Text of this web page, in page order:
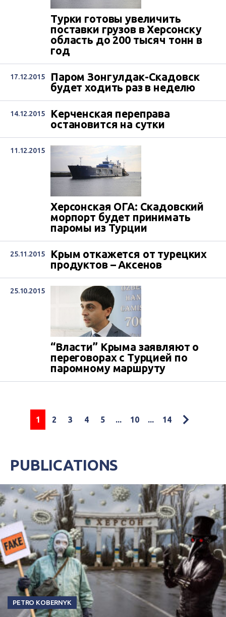
Турки готовы увеличить
поставки грузов в Херсонску
область до 200 тысяч тонн в
год
17.12.2015
Паром Зонгулдак-Скадовск
будет ходить раз в неделю
14.12.2015
Керченская переправа
остановится на сутки
11.12.2015
Херсонская ОГА: Скадовский
морпорт будет принимать
паромы из Турции
25.11.2015
Крым откажется от турецких
продуктов – Аксенов
25.10.2015
“Власти” Крыма заявляют о
переговорах с Турцией по
паромному маршруту
1 2 3 4 5 ... 10 ... 14
PUBLICATIONS
PETRO KOBERNYK